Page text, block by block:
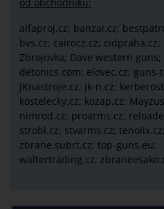
od obchodníků:
alfaproj.cz; banzai.cz;
bvs.cz; cairocz.cz; cidpraha.cz;
Zbrojovka; Dave western
detonics.com; elovec.cz; guns-
JKnastroje.cz; jk-n.cz;
kostelecky.cz; kozap.cz;
nimrod.cz; proarms.cz;
strobl.cz; stvarms.cz;
zbrane.subrt.cz; top-guns.eu;
waltertrading.cz;